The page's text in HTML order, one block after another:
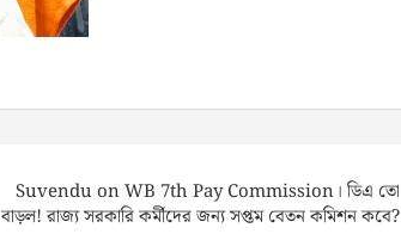
Suvendu on WB 7th Pay Commission। ডিএ তো
বাড়ল! রাজ্য সরকারি কর্মীদের জন্য সপ্তম বেতন কমিশন কবে?